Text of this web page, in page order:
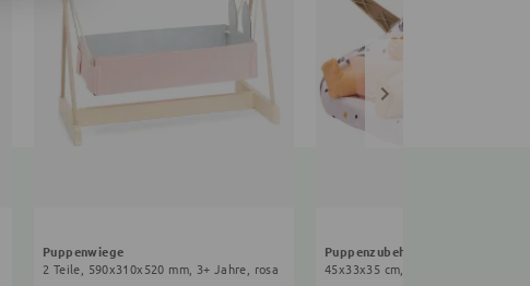
Puppenwiege
2 Teile, 590x310x520 mm, 3+ Jahre, rosa
45x33x35 cm, 3+ Jahre, beige